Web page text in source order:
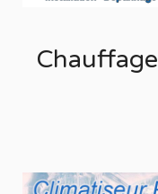
Chauffage